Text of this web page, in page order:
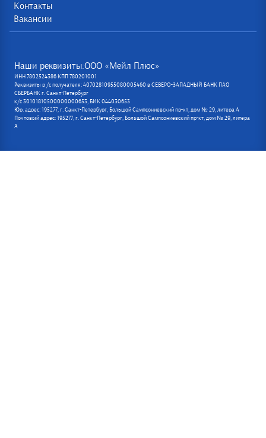
Контакты
Вакансии
Наши реквизиты:ООО «Мейл Плюс»
ИНН 7802524386 КПП 780201001
Реквизиты р /с получателя: 40702810955080005460 в СЕВЕРО-ЗАПАДНЫЙ БАНК ПАО
СБЕРБАНК г. Санкт-Петербург
к/с 30101810500000000653, БИК 044030653
Юр. адрес: 195277, г. Санкт-Петербург, Большой Сампсониевский пр-кт, дом № 29, литера А
Почтовый адрес: 195277, г. Санкт-Петербург, Большой Сампсониевский пр-кт, дом № 29, литера
А